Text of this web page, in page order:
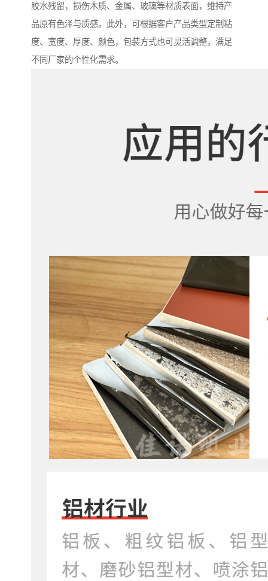
胶水残留，损伤木质、金属、玻璃等材质表面，维持产
品原有色泽与质感。此外，可根据客户产品类型定制粘
度、宽度、厚度、颜色，包装方式也可灵活调整，满足
不同厂家的个性化需求。